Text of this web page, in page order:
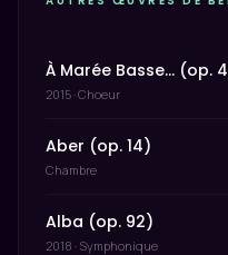
À Marée Basse… (op.
2015 · Choeur
Aber (op. 14)
Chambre
Alba (op. 92)
2018 · Symphonique